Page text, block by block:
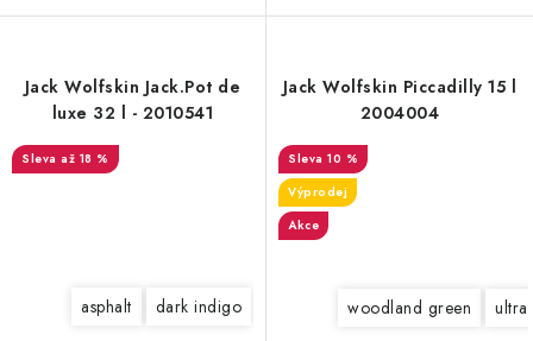
Jack Wolfskin Jack.Pot de
luxe 32 l - 2010541
až 18 %
asphalt dark indigo
Jack Wolfskin Piccadilly 15 l
2004004
10 %
Výprodej
Akce
woodland green ultra